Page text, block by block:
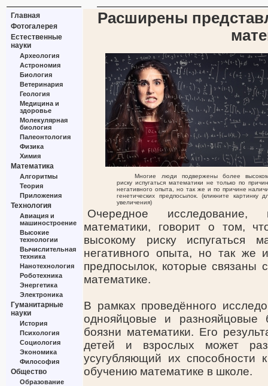
Главная
Фотогалерея
Естественные
науки
Археология
Астрономия
Биология
Ветеринария
Геология
Медицина и
здоровье
Молекулярная
биология
Палеонтология
Физика
Химия
Математика
Алгоритмы
Теория
Приложения
Технология
Авиация и
машиностроение
Высокие
технологии
Вычислительная
техника
Нанотехнология
Роботехника
Энергетика
Электроника
Гуманитарные
науки
История
Психология
Социология
Экономика
Философия
Общество
Образование
Расширены
Многие люди подвержены более
риску испугаться математики не только по
негативного опыта, но так же и по причине
генетических предпосылок. (кликните картинку
увеличения)
Очередное исследование,
математики, говорит о том,
высокому риску испугаться
негативного опыта, но так же
предпосылок, которые связаны
математике.
В рамках проведённого
однояйцовые и разнояйцовые
боязни математики. Его
детей и взрослых может
усугубляющий их способности
обучению математике в школе.